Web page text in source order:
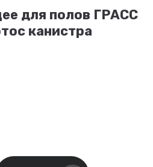
для полов ГРАСС
канистра